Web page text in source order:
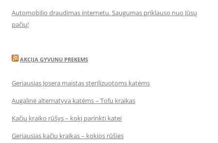
Automobilio draudimas internetu. Saugumas priklauso nuo Jūsų
pačių!
AKCIJA GYVUNU PREKEMS
Geriausias Josera maistas sterilizuotoms katėms
Augalinė alternatyva katėms – Tofu kraikas
Kačių kraiko rūšys – kokį parinkti katei
Geriausias kačių kraikas – kokios rūšies